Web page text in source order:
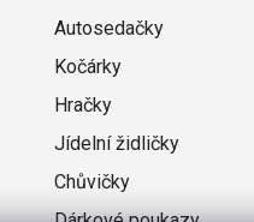
Autosedačky
Kočárky
Hračky
Jídelní židličky
Chůvičky